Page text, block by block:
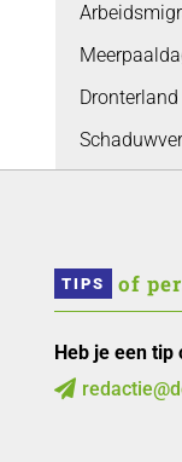
TIPS of
Heb je een tip
